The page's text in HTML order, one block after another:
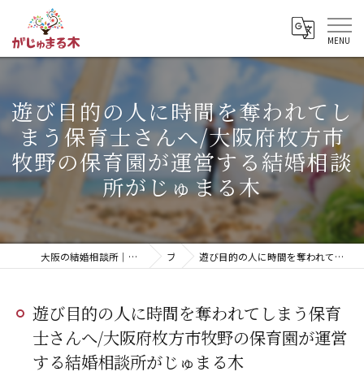
遊び目的の人に時間を奪われてし
まう保育士さんへ/大阪府枚方市
牧野の保育園が運営する結婚相談
所がじゅまる木
大阪の結婚相談所｜20代・無料相談・明瞭な料金「がじゅまる木」【枚方市】 ブログ 遊び目的の人に時間を奪われてしまう保育士さんへ/大阪府枚方市牧野の保育園が運営する結婚相談所がじゅまる木
遊び目的の人に時間を奪われてしまう保育
士さんへ/大阪府枚方市牧野の保育園が運営
する結婚相談所がじゅまる木